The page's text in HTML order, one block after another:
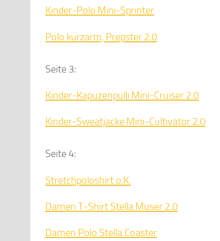
Kinder-Polo Mini-Sprinter
Polo kurzarm, Prepster 2.0
Seite 3:
Kinder-Kapuzenpulli Mini-Cruiser 2.0
Kinder-Sweatjacke Mini-Cultivator 2.0
Seite 4:
Stretchpoloshirt o.K.
Damen T-Shirt Stella Muser 2.0
Damen Polo Stella Coaster